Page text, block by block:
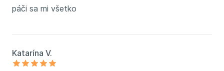
páči sa mi všetko
Katarína V.